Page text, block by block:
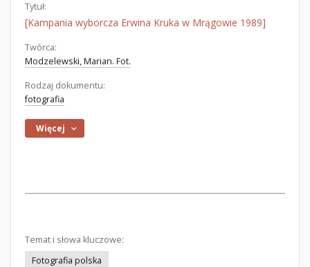
Tytuł:
[Kampania wyborcza Erwina Kruka w Mrągowie 1989]
Twórca:
Modzelewski, Marian. Fot.
Rodzaj dokumentu:
fotografia
Więcej
Temat i słowa kluczowe:
Fotografia polska